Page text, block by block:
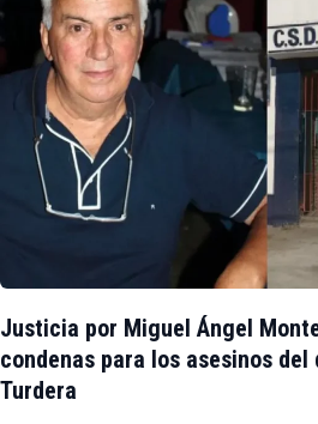
Justicia por Miguel Ángel
condenas para los asesinos del
Turdera